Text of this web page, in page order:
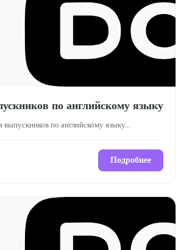
по английскому языку
по английскому языку...
Подробнее